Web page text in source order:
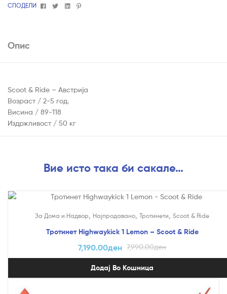
СПОДЕЛИ
FacebookTwitterLinkedin
Pinterest
Опис
Scoot & Ride – Австрија
Возраст / 2-5 год.
Висина / 89-118
Издржливост / 50 кг
Вие исто така би сакале…
За Дома и Надвор Најпродавано Тротинети Scoot & Ride
Тротинет Highwaykick 1 Lemon – Scoot & Ride
7,990.00ден
7,190.00ден
Додај Во Кошница